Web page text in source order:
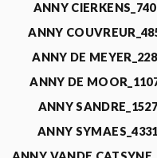
ANNY
ANNY
ANNY DE
ANNY DE
ANNY
ANNY